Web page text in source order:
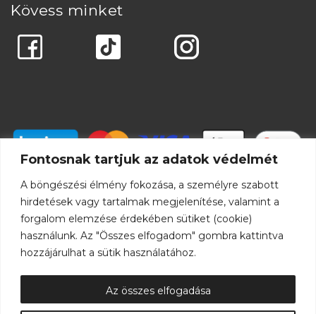
Fontosnak tartjuk az adatok védelmét
A böngészési élmény fokozása, a személyre szabott
hirdetések vagy tartalmak megjelenítése, valamint a
forgalom elemzése érdekében sütiket (cookie)
használunk. Az "Összes elfogadom" gombra kattintva
hozzájárulhat a sütik használatához.
Az összes elfogadása
Kövess minket